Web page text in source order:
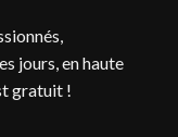
jours, en haute
gratuit !